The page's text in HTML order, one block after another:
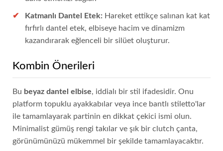
Katmanlı Dantel Etek: Hareket ettikçe salınan kat kat
fırfırlı dantel etek, elbiseye hacim ve dinamizm
kazandırarak eğlenceli bir silüet oluşturur.
Kombin Önerileri
Bu beyaz dantel elbise, iddialı bir stil ifadesidir. Onu
platform topuklu ayakkabılar veya ince bantlı stiletto'lar
ile tamamlayarak partinin en dikkat çekici ismi olun.
Minimalist gümüş rengi takılar ve şık bir clutch çanta,
görünümünüzü mükemmel bir şekilde tamamlayacaktır.